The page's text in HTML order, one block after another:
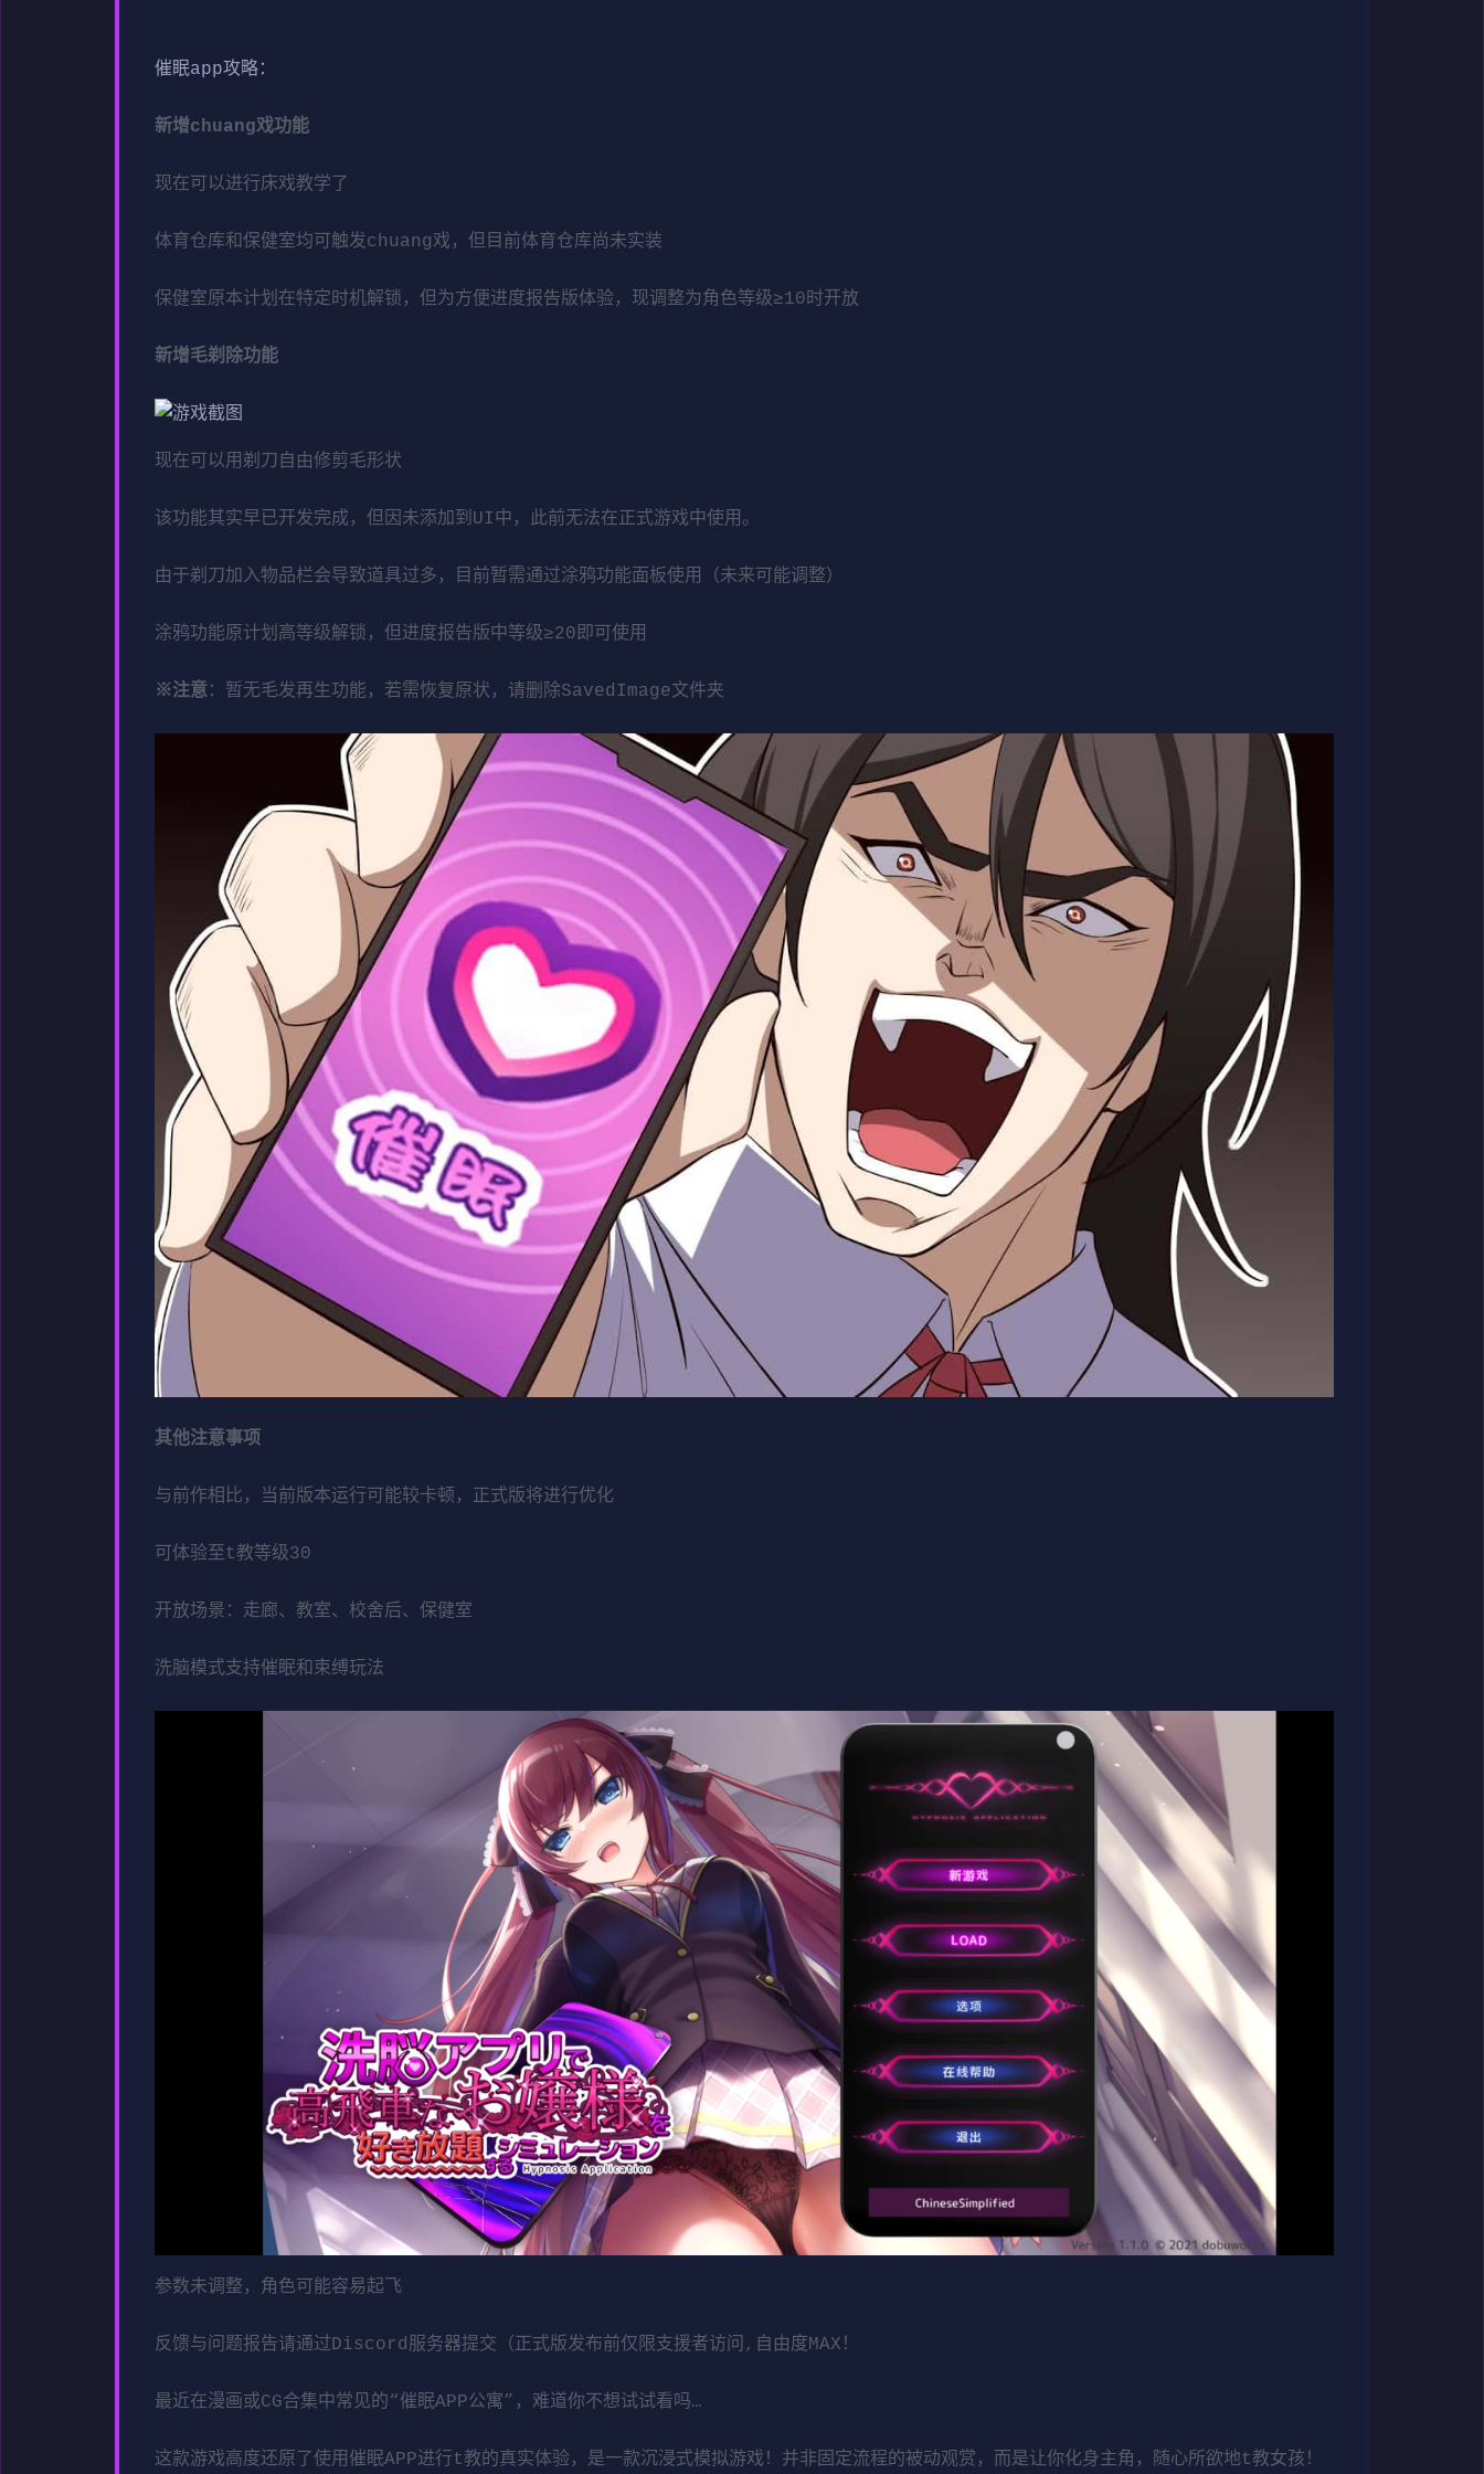
催眠app攻略：
新增chuang戏功能
现在可以进行床戏教学了
体育仓库和保健室均可触发chuang戏，但目前体育仓库尚未实装
保健室原本计划在特定时机解锁，但为方便进度报告版体验，现调整为角色等级≥10时开放
新增毛剃除功能
现在可以用剃刀自由修剪毛形状
该功能其实早已开发完成，但因未添加到UI中，此前无法在正式游戏中使用。
由于剃刀加入物品栏会导致道具过多，目前暂需通过涂鸦功能面板使用（未来可能调整）
涂鸦功能原计划高等级解锁，但进度报告版中等级≥20即可使用
※注意：暂无毛发再生功能，若需恢复原状，请删除SavedImage文件夹
其他注意事项
与前作相比，当前版本运行可能较卡顿，正式版将进行优化
可体验至t教等级30
开放场景：走廊、教室、校舍后、保健室
洗脑模式支持催眠和束缚玩法
参数未调整，角色可能容易起飞
反馈与问题报告请通过Discord服务器提交（正式版发布前仅限支援者访问,自由度MAX！
最近在漫画或CG合集中常见的“催眠APP公寓”，难道你不想试试看吗…
这款游戏高度还原了使用催眠APP进行t教的真实体验，是一款沉浸式模拟游戏！并非固定流程的被动观赏，而是让你化身主角，随心所欲地t教女孩！